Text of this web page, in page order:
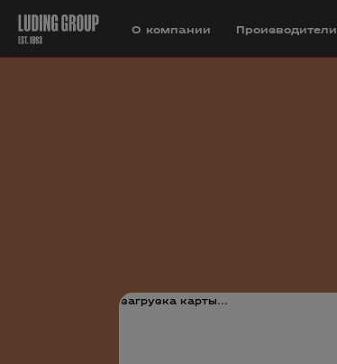
О компании Производители
загрузка карты...